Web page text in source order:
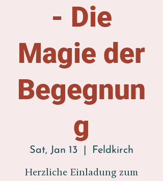
- Die
Magie der
Begegnun
g
Sat, Jan 13 Feldkirch
Herzliche Einladung zum